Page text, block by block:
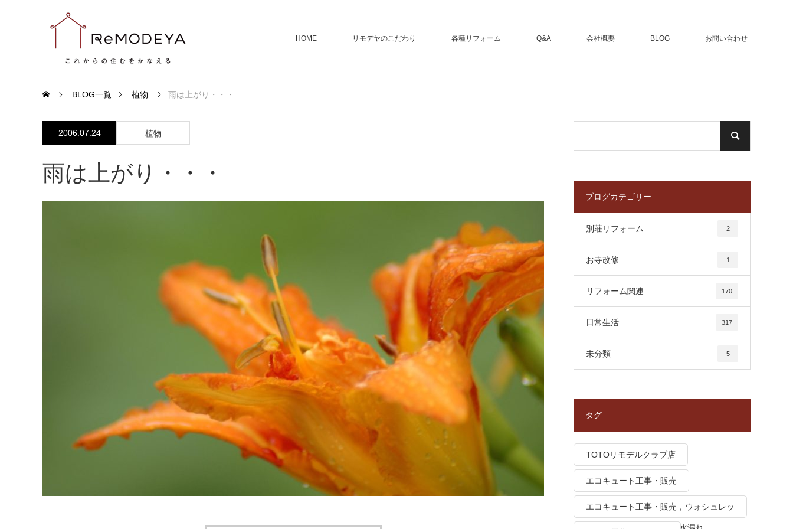
HOME リモデヤのこだわり 各種リフォーム Q&A 会社概要 BLOG お問い合わせ
BLOG一覧 植物 雨は上がり・・・
2006.07.24 植物
雨は上がり・・・
ブログカテゴリー
別荘リフォーム 2
お寺改修 1
リフォーム関連 170
日常生活 317
未分類 5
タグ
TOTOリモデルクラブ店
エコキュート工事・販売
エコキュート工事・販売，ウォシュレッ